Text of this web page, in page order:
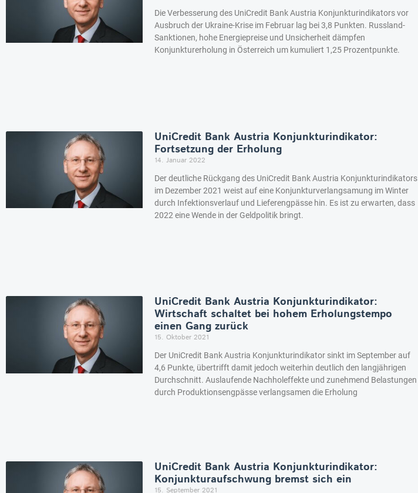
Die Verbesserung des UniCredit Bank Austria Konjunkturindikators vor
Ausbruch der Ukraine-Krise im Februar lag bei 3,8 Punkten. Russland-
Sanktionen, hohe Energiepreise und Unsicherheit dämpfen
Konjunkturerholung in Österreich um kumuliert 1,25 Prozentpunkte.
UniCredit Bank Austria Konjunkturindikator:
Fortsetzung der Erholung
14. Januar 2022
Der deutliche Rückgang des UniCredit Bank Austria Konjunkturindikators
im Dezember 2021 weist auf eine Konjunkturverlangsamung im Winter
durch Infektionsverlauf und Lieferengpässe hin. Es ist zu erwarten, dass
2022 eine Wende in der Geldpolitik bringt.
UniCredit Bank Austria Konjunkturindikator:
Wirtschaft schaltet bei hohem Erholungstempo
einen Gang zurück
15. Oktober 2021
Der UniCredit Bank Austria Konjunkturindikator sinkt im September auf
4,6 Punkte, übertrifft damit jedoch weiterhin deutlich den langjährigen
Durchschnitt. Auslaufende Nachholeffekte und zunehmend Belastungen
durch Produktionsengpässe verlangsamen die Erholung
UniCredit Bank Austria Konjunkturindikator:
Konjunkturaufschwung bremst sich ein
15. September 2021